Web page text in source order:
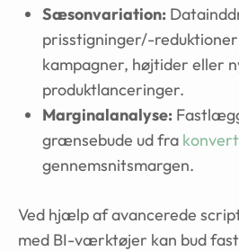
Sæsonvariation:
prisstigninger/-
kampagner, højtider eller
produktlanceringer.
Marginalanalyse:
grænsebude ud fra
gennemsnitsmargen.
Ved hjælp af avancerede
med BI-værktøjer kan bud